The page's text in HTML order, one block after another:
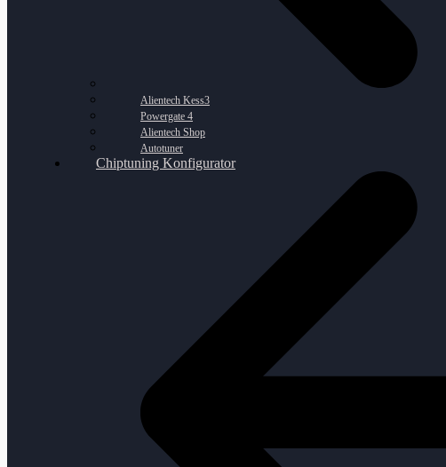
Alientech Kess3
Powergate 4
Alientech Shop
Autotuner
Chiptuning Konfigurator